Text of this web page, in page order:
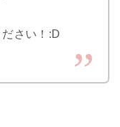
さい！:D